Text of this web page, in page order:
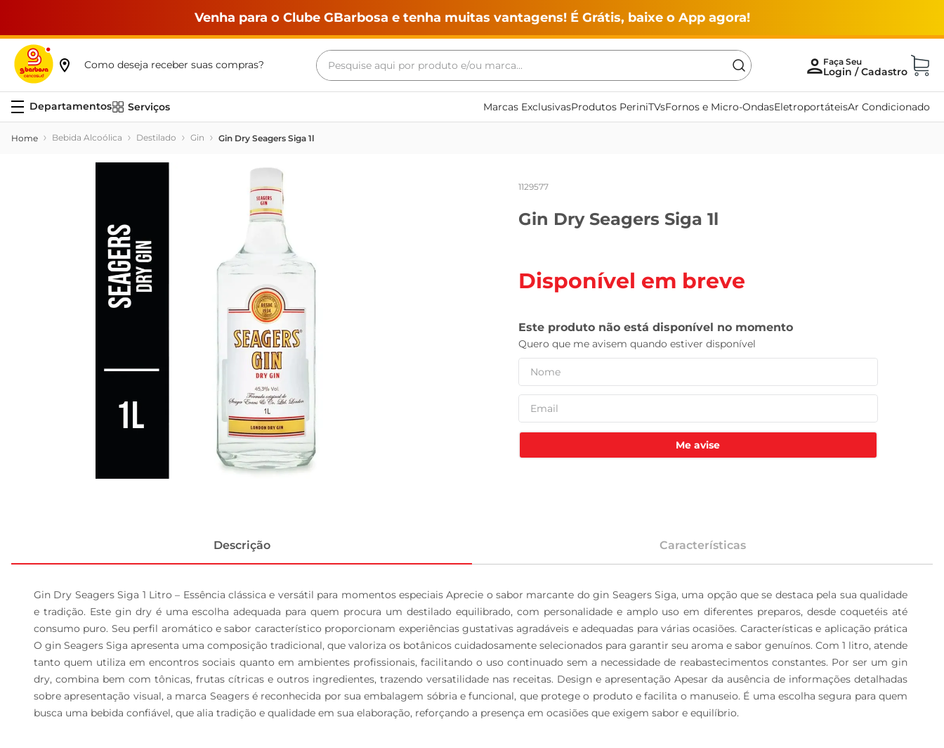
Venha para o Clube GBarbosa e tenha muitas vantagens! É Grátis, baixe o App agora!
Como deseja receber suas compras?
Pesquise aqui por produto e/ou marca...
Serviços Marcas ExclusivasProdutos PeriniTVsFornos e Micro-OndasEletroportáteisAr Condicionado
Bebida Alcoólica Destilado Gin Gin Dry Seagers Siga 1l
1129577
Gin Dry Seagers Siga 1l
Disponível em breve
Me avise
Descrição Características
Gin Dry Seagers Siga 1 Litro – Essência clássica e versátil para momentos especiais Aprecie o sabor marcante do gin Seagers Siga, uma opção que se destaca pela sua qualidade
e tradição. Este gin dry é uma escolha adequada para quem procura um destilado equilibrado, com personalidade e amplo uso em diferentes preparos, desde coquetéis até
consumo puro. Seu perfil aromático e sabor característico proporcionam experiências gustativas agradáveis e adequadas para várias ocasiões. Características e aplicação prática
O gin Seagers Siga apresenta uma composição tradicional, que valoriza os botânicos cuidadosamente selecionados para garantir seu aroma e sabor genuínos. Com 1 litro, atende
tanto quem utiliza em encontros sociais quanto em ambientes profissionais, facilitando o uso continuado sem a necessidade de reabastecimentos constantes. Por ser um gin
dry, combina bem com tônicas, frutas cítricas e outros ingredientes, trazendo versatilidade nas receitas. Design e apresentação Apesar da ausência de informações detalhadas
sobre apresentação visual, a marca Seagers é reconhecida por sua embalagem sóbria e funcional, que protege o produto e facilita o manuseio. É uma escolha segura para quem
busca uma bebida confiável, que alia tradição e qualidade em sua elaboração, reforçando a presença em ocasiões que exigem sabor e equilíbrio.
Termos mais buscados